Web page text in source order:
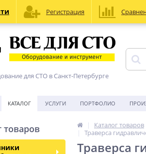
для СТО в Санкт-Петербурге
КАТАЛОГ УСЛУГИ ПОРТФОЛИО
товаров Каталог товаров
Траверса
Траверса
Регистрация